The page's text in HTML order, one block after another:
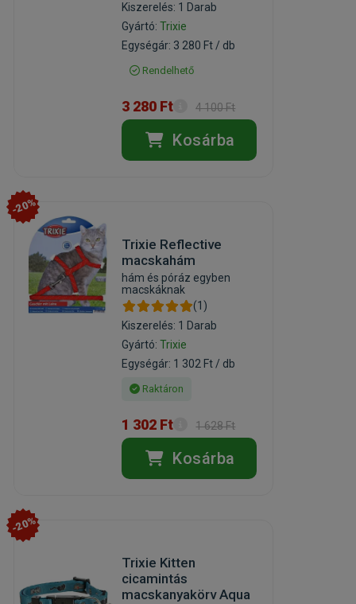
Kiszerelés: 1 Darab
Gyártó:Trixie
Egységár: 3 280 Ft / db
Rendelhető
3 280 Ft 4 100 Ft
Kosárba
-20%
Trixie Reflective
macskahám
hám és póráz egyben
macskáknak
(1)
Kiszerelés: 1 Darab
Gyártó:Trixie
Egységár: 1 302 Ft / db
Raktáron
1 302 Ft 1 628 Ft
Kosárba
-20%
Trixie Kitten
cicamintás
macskanyakörv Aqua